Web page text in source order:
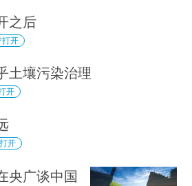
之后
打开
土壤污染治理
开
开
央广谈中国